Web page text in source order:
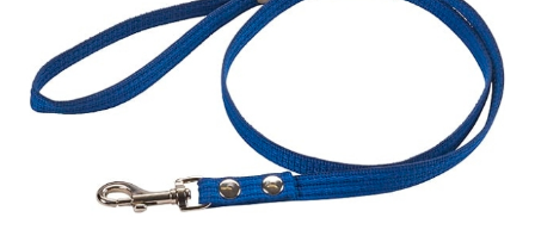
FILO CONDUTTORE FENRIZ, 1,0M/15MM BLU